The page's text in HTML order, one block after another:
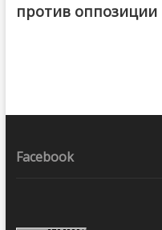
против оппозиции
Facebook